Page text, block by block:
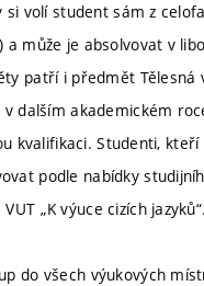
volí student sám z
a může je absolvovat v
patří i předmět Tělesná
dalším akademickém
kvalifikaci. Studenti,
podle nabídky
„K výuce cizích jazyků“.
do všech výukových